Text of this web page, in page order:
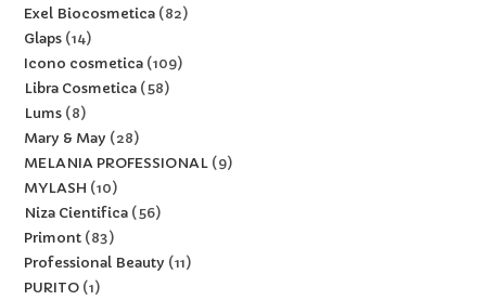
Exel Biocosmetica 82
Glaps 14
Icono cosmetica 109
Libra Cosmetica 58
Lums 8
Mary & May
28
MELANIA PROFESSIONAL 9
MYLASH
10
Niza Cientifica 56
Primont 83
Professional Beauty
11
PURITO 1